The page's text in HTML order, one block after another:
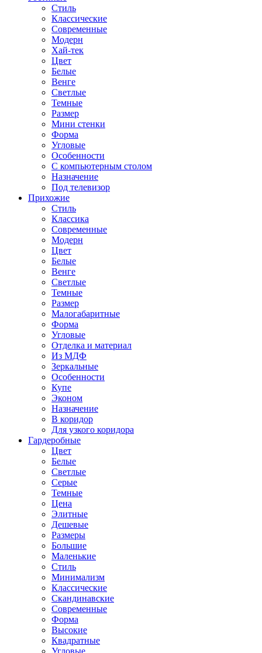
Стиль
Классические
Современные
Модерн
Хай-тек
Цвет
Белые
Венге
Светлые
Темные
Размер
Мини стенки
Форма
Угловые
Особенности
С компьютерным столом
Назначение
Под телевизор
Прихожие
Стиль
Классика
Современные
Модерн
Цвет
Белые
Венге
Светлые
Темные
Размер
Малогабаритные
Форма
Угловые
Отделка и материал
Из МДФ
Зеркальные
Особенности
Купе
Эконом
Назначение
В коридор
Для узкого коридора
Гардеробные
Цвет
Белые
Светлые
Серые
Темные
Цена
Элитные
Дешевые
Размеры
Большие
Маленькие
Стиль
Минимализм
Классические
Скандинавские
Современные
Форма
Высокие
Квадратные
Угловые